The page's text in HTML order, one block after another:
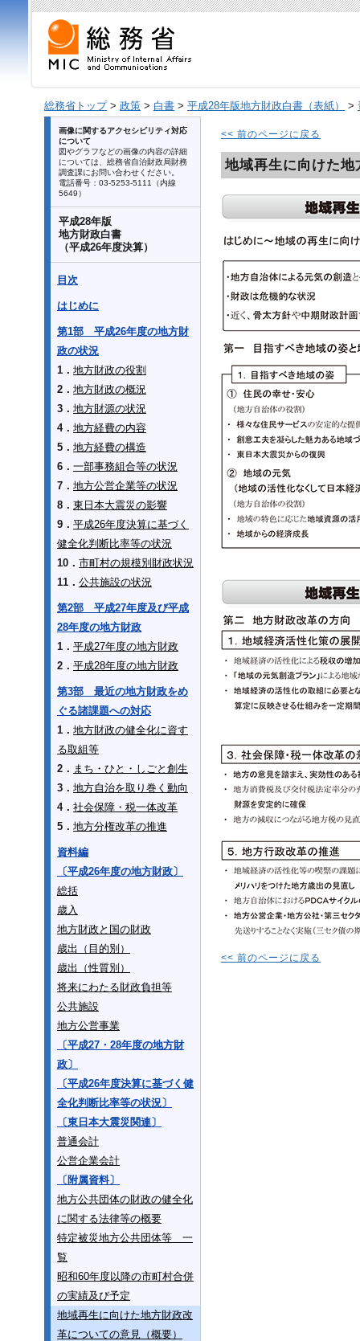
総務省トップ> 政策 > 白書 > 平成28年版地方財政白書（表紙） >
画像に関するアクセシビリティ対応
について
図やグラフなどの画像の内容の詳細
については、総務省自治財政局財務
調査課にお問い合わせください。
電話番号：03-5253-5111（内線
5649）
平成28年版
地方財政白書
（平成26年度決算）
目次
はじめに
第1部 平成26年度の地方財
政の状況
1． 地方財政の役割
2． 地方財政の概況
3． 地方財源の状況
4． 地方経費の内容
5． 地方経費の構造
6． 一部事務組合等の状況
7． 地方公営企業等の状況
8． 東日本大震災の影響
9． 平成26年度決算に基づく
健全化判断比率等の状況
10． 市町村の規模別財政状況
11． 公共施設の状況
第2部 平成27年度及び平成
28年度の地方財政
1． 平成27年度の地方財政
2． 平成28年度の地方財政
第3部 最近の地方財政をめ
ぐる諸課題への対応
1． 地方財政の健全化に資す
る取組等
2． まち・ひと・しごと創生
3． 地方自治を取り巻く動向
4． 社会保障・税一体改革
5． 地方分権改革の推進
資料編
〔平成26年度の地方財政〕
総括
歳入
地方財政と国の財政
歳出（目的別）
歳出（性質別）
将来にわたる財政負担等
公共施設
地方公営事業
〔平成27・28年度の地方財
政〕
〔平成26年度決算に基づく健
全化判断比率等の状況〕
〔東日本大震災関連〕
普通会計
公営企業会計
〔附属資料〕
地方公共団体の財政の健全化
に関する法律等の概要
特定被災地方公共団体等 一
覧
昭和60年度以降の市町村合併
の実績及び予定
地域再生に向けた地方財政改
革についての意見（概要）
<< 前のページに戻る
地域再生に向けた
<< 前のページに戻る